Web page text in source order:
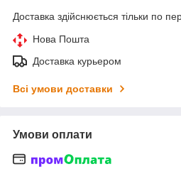
Доставка здійснюється тільки по
Нова Пошта
Доставка курьером
Всі умови доставки
Умови оплати